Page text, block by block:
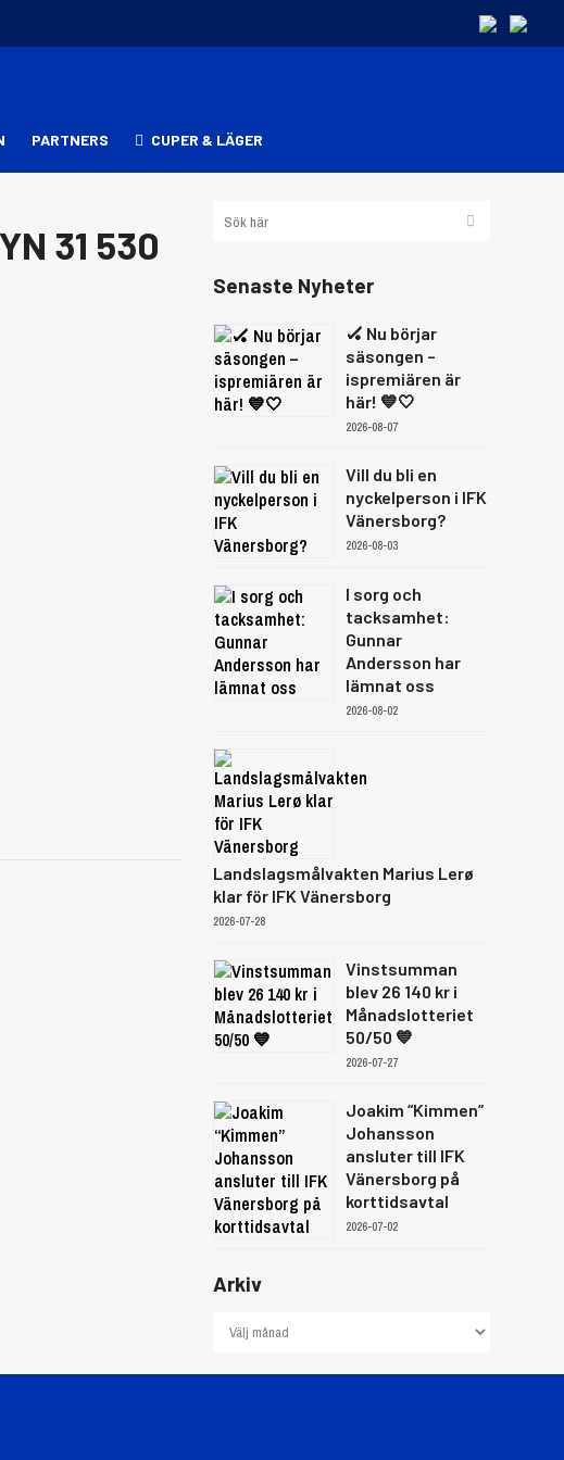
PARTNERS CUPER & LÄGER
31 530
Senaste Nyheter
🏑 Nu börjar
säsongen –
ispremiären är
här! 💙🤍
2026-08-07
Vill du bli en
nyckelperson i IFK
Vänersborg?
2026-08-03
I sorg och
tacksamhet:
Gunnar
Andersson har
lämnat oss
2026-08-02
Landslagsmålvakten Marius Lerø
klar för IFK Vänersborg
2026-07-28
Vinstsumman
blev 26 140 kr i
Månadslotteriet
50/50 💙
2026-07-27
Joakim “Kimmen”
Johansson
ansluter till IFK
Vänersborg på
korttidsavtal
2026-07-02
Arkiv